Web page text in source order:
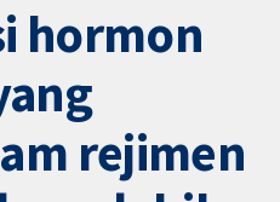
hormon
rejimen